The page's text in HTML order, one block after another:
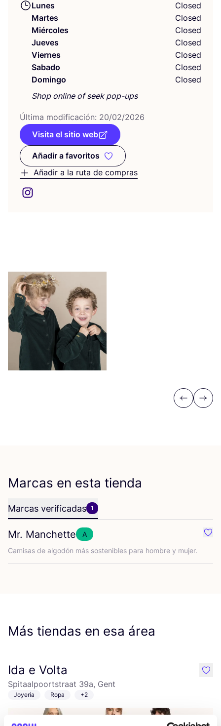
Lunes
Closed
Martes
Closed
Miércoles
Closed
Jueves
Closed
Viernes
Closed
Sabado
Closed
Domingo
Closed
Shop online of seek pop-ups
Últi­ma modi­fi­ca­ción: 20/02/2026
Visita el sitio web
Añadir a favoritos
Añadir a favoritos
Añadir a la ruta de compras
Previous
Next
Marcas en esta tienda
Marcas verificadas 1
Mr. Manchette
A
Cami­sas de algo­dón más sos­te­ni­bles para hom­bre y mujer.
Más tiendas en esa área
Ida e Volta
Spitaalpoortstraat 39a, Gent
Joyería Ropa +2
like